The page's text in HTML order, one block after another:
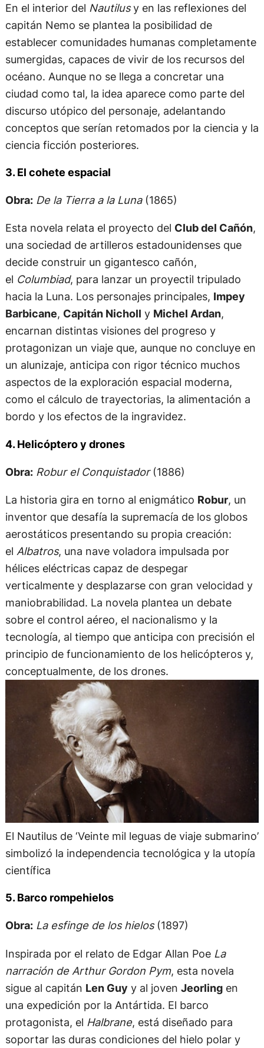
En el interior del Nautilusy en las reflexiones del
capitán Nemo se plantea la posibilidad de
establecer comunidades humanas completamente
sumergidas, capaces de vivir de los recursos del
océano. Aunque no se llega a concretar una
ciudad como tal, la idea aparece como parte del
discurso utópico del personaje, adelantando
conceptos que serían retomados por la ciencia y la
ciencia ficción posteriores.
3. El cohete espacial
Obra: De la Tierra a la Luna(1865)
Esta novela relata el proyecto del Club del Cañón,
una sociedad de artilleros estadounidenses que
decide construir un gigantesco cañón,
el Columbiad, para lanzar un proyectil tripulado
hacia la Luna. Los personajes principales, Impey
Barbicane, Capitán Nicholl y Michel Ardan,
encarnan distintas visiones del progreso y
protagonizan un viaje que, aunque no concluye en
un alunizaje, anticipa con rigor técnico muchos
aspectos de la exploración espacial moderna,
como el cálculo de trayectorias, la alimentación a
bordo y los efectos de la ingravidez.
4. Helicóptero y drones
Obra: Robur el Conquistador(1886)
La historia gira en torno al enigmático Robur, un
inventor que desafía la supremacía de los globos
aerostáticos presentando su propia creación:
el Albatros, una nave voladora impulsada por
hélices eléctricas capaz de despegar
verticalmente y desplazarse con gran velocidad y
maniobrabilidad. La novela plantea un debate
sobre el control aéreo, el nacionalismo y la
tecnología, al tiempo que anticipa con precisión el
principio de funcionamiento de los helicópteros y,
conceptualmente, de los drones.
El Nautilus de ‘Veinte mil leguas de viaje submarino’
simbolizó la independencia tecnológica y la utopía
científica
5. Barco rompehielos
Obra: La esfinge de los hielos(1897)
Inspirada por el relato de Edgar Allan Poe La
narración de Arthur Gordon Pym, esta novela
sigue al capitán Len Guy y al joven Jeorlingen
una expedición por la Antártida. El barco
protagonista, el Halbrane, está diseñado para
soportar las duras condiciones del hielo polar y